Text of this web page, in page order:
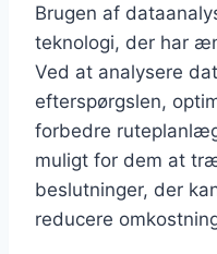
Brugen af
teknologi, der har
Ved at analysere
efterspørgslen,
forbedre
muligt for dem at
beslutninger, der
reducere